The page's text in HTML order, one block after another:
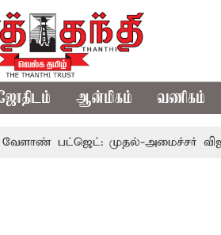
ஆன்மிகம் வணிகம்
முதல்-அமைச்சர் விஜய்